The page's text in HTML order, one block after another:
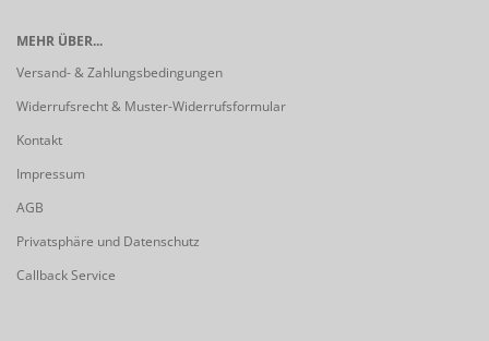
MEHR ÜBER...
Versand- & Zahlungsbedingungen
Widerrufsrecht & Muster-Widerrufsformular
Kontakt
Impressum
AGB
Privatsphäre und Datenschutz
Callback Service